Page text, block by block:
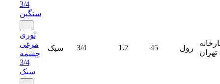
3/4
سنگین
توری
مرغی
چشمه
3/4
سبک
سبک 3/4 1.2 45 رول
تهران